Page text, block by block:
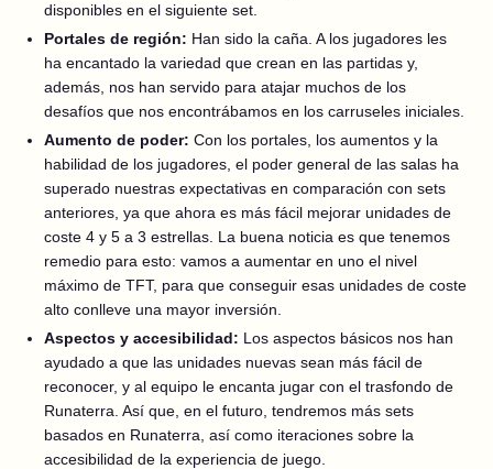
disponibles en el siguiente set.
Portales de región: Han sido la caña. A los jugadores les
ha encantado la variedad que crean en las partidas y,
además, nos han servido para atajar muchos de los
desafíos que nos encontrábamos en los carruseles iniciales.
Aumento de poder: Con los portales, los aumentos y la
habilidad de los jugadores, el poder general de las salas ha
superado nuestras expectativas en comparación con sets
anteriores, ya que ahora es más fácil mejorar unidades de
coste 4 y 5 a 3 estrellas. La buena noticia es que tenemos
remedio para esto: vamos a aumentar en uno el nivel
máximo de TFT, para que conseguir esas unidades de coste
alto conlleve una mayor inversión.
Aspectos y accesibilidad: Los aspectos básicos nos han
ayudado a que las unidades nuevas sean más fácil de
reconocer, y al equipo le encanta jugar con el trasfondo de
Runaterra. Así que, en el futuro, tendremos más sets
basados en Runaterra, así como iteraciones sobre la
accesibilidad de la experiencia de juego.